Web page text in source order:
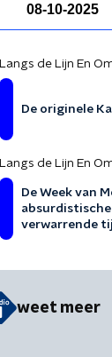
08-10-2025
Langs de Lijn En
De originele
Langs de Lijn En
De Week van
verwarrende
weet meer